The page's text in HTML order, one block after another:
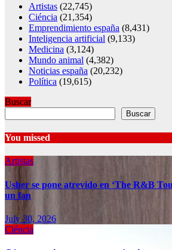
Artistas (22,745)
Ciéncia (21,354)
Emprendimiento españa (8,431)
Inteligencia artificial (9,133)
Medicina (3,124)
Mundo animal (4,382)
Noticias españa (20,232)
Política (19,615)
Buscar
Buscar
You missed
Artistas
Usher se pone atrevido en ‘The R&B
un fan
July 30, 2026
Ciéncia